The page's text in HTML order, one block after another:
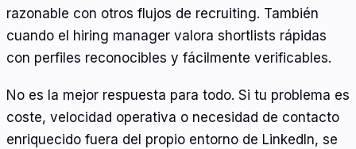
razonable con otros flujos de recruiting. También
cuando el hiring manager valora shortlists rápidas
con perfiles reconocibles y fácilmente verificables.
No es la mejor respuesta para todo. Si tu problema es
coste, velocidad operativa o necesidad de contacto
enriquecido fuera del propio entorno de LinkedIn, se